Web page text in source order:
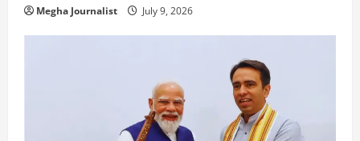
Megha Journalist July 9, 2026